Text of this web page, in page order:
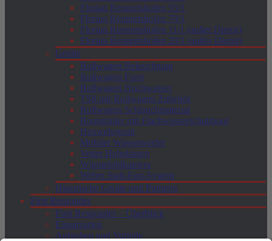
Florian Rennertshofen 55/1
Florian Rennertshofen 79/1
Florian Rennertshofen 11/1 (außer Dienst)
Florian Rennertshofen 20/1 (außer Dienst)
Geräte
Rollwagen Beleuchtung
Rollwagen Forst
Rollwagen Hochwasser
TS8 mit Rollwagen Zubehör
Rollwagen Schlauchmaterial
Bootstrailer mit Flachwasserschubboot
Heuwehrgerät
Mobiler Wasserwerfer
Vetter Hebekissen
Wärmebildkamera
Weber Stab-Fast-System
Historische Geräte und Pumpen
First Responder
First Responder – Überblick
Einsatzarten
Aufgaben und Vorteile